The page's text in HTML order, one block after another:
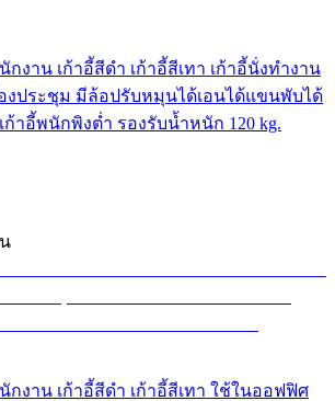
นักงาน เก้าอี้สีดำ เก้าอี้สีเทา เก้าอี้นั่งทำงาน
ประชุม มีล้อปรับหมุนได้เอนได้แขนพับได้
ก้าอี้พนักพิงต่ำ รองรับน้ำหนัก 120 kg.
นักงาน เก้าอี้สีดำ เก้าอี้สีเทา ใช้ในออฟฟิศ